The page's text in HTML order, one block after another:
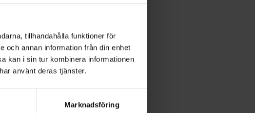
tillhandahålla funktioner för
och annan information från din enhet
kan i sin tur kombinera informationen
använt deras tjänster.
Marknadsföring